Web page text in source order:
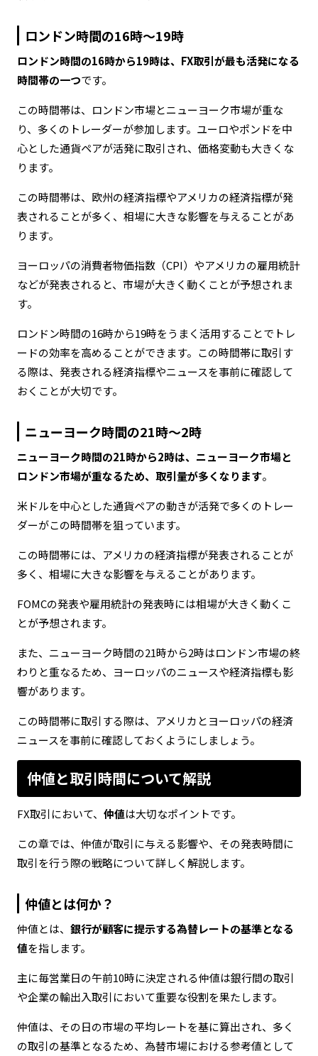
ロンドン時間の16時～19時
ロンドン時間の16時から19時は、FX取引が最も活発になる
時間帯の一つです。
この時間帯は、ロンドン市場とニューヨーク市場が重な
り、多くのトレーダーが参加します。ユーロやポンドを中
心とした通貨ペアが活発に取引され、価格変動も大きくな
ります。
この時間帯は、欧州の経済指標やアメリカの経済指標が発
表されることが多く、相場に大きな影響を与えることがあ
ります。
ヨーロッパの消費者物価指数（CPI）やアメリカの雇用統計
などが発表されると、市場が大きく動くことが予想されま
す。
ロンドン時間の16時から19時をうまく活用することでトレ
ードの効率を高めることができます。この時間帯に取引す
る際は、発表される経済指標やニュースを事前に確認して
おくことが大切です。
ニューヨーク時間の21時～2時
ニューヨーク時間の21時から2時は、ニューヨーク市場と
ロンドン市場が重なるため、取引量が多くなります。
米ドルを中心とした通貨ペアの動きが活発で多くのトレー
ダーがこの時間帯を狙っています。
この時間帯には、アメリカの経済指標が発表されることが
多く、相場に大きな影響を与えることがあります。
FOMCの発表や雇用統計の発表時には相場が大きく動くこ
とが予想されます。
また、ニューヨーク時間の21時から2時はロンドン市場の終
わりと重なるため、ヨーロッパのニュースや経済指標も影
響があります。
この時間帯に取引する際は、アメリカとヨーロッパの経済
ニュースを事前に確認しておくようにしましょう。
仲値と取引時間について解説
FX取引において、 仲値は大切なポイントです。
この章では、仲値が取引に与える影響や、その発表時間に
取引を行う際の戦略について詳しく解説します。
仲値とは何か？
仲値とは、 銀行が顧客に提示する為替レートの基準となる
値を指します。
主に毎営業日の午前10時に決定される仲値は銀行間の取引
や企業の輸出入取引において重要な役割を果たします。
仲値は、その日の市場の平均レートを基に算出され、多く
の取引の基準となるため、為替市場における参考値として